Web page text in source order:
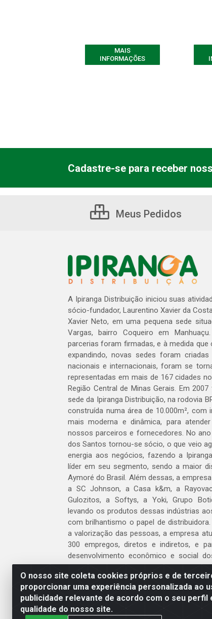
MAIS
INFORMAÇÕES
O nosso site coleta cookies próprios e de
proporcionar uma experiência personalizada ao
publicidade relevante de acordo com o seu perfil
qualidade do nosso site.
Cadastre-se para receber
Meus Pedidos
A Ipiranga Distribuição iniciou suas
sócio-fundador, Laurentino Xavier da
Xavier Neto, em uma pequena sede
Vargas, bairro Coqueiro em
parcerias foram firmadas, e à medida
expandindo, novas sedes foram
nacionais e internacionais, foram se
representadas em mais de 167 cidades
Região Central de Minas Gerais. Em
sede da Ipiranga Distribuição, na rodovia
construída numa área de 10.000m², com
mais moderna e dinâmica, para
nossos parceiros e fornecedores. No
dos Santos tornou-se sócio, o que veio
energia aos negócios, fazendo a
líder em seu segmento, sendo a maior
Aymoré do Brasil. Além dessas, a
a SC Johnson, a Casa k&m, a
Gulozitos, a Softys, a Yoki, Grupo
levando os produtos dessas indústrias
com brilhantismo o papel de
a valorização das pessoas, a empresa
300 empregos, diretos e indiretos, e
desenvolvimento econômico e social
atua.
Venha fazer parte do nosso time!
Clique aqui